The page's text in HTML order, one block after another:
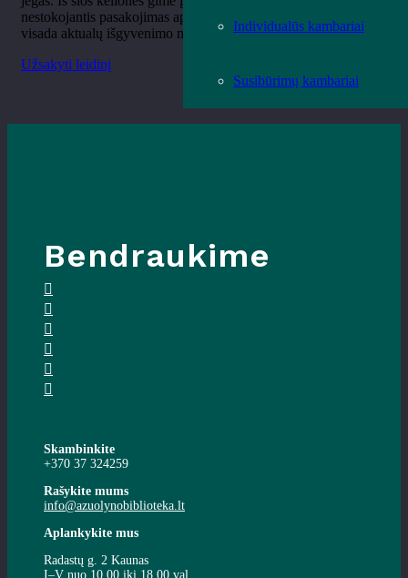
Individualūs kambariai
Susibūrimų kambariai
nestokojantis pasakojimas apie žmogaus ir gamtos ryšį, bei
visada aktualų išgyvenimo meną.
Užsakyti leidinį
Bendraukime
Skambinkite
+370 37 324259
Rašykite mums
info@azuolynobiblioteka.lt
Aplankykite mus
Radastų g. 2 Kaunas
I–V nuo 10.00 iki 18.00 val.